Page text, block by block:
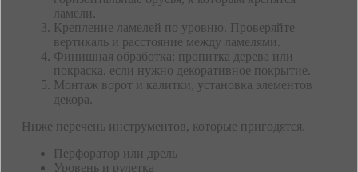
ламели.
Крепление ламелей по уровню. Проверяйте
вертикаль и расстояние между ламелями.
Финишная обработка: пропитка дерева или
покраска, если нужно декоративное покрытие.
Монтаж ворот и калитки, установка элементов
декора.
Ниже перечень инструментов, которые пригодятся.
Перфоратор или дрель
Уровень и рулетка